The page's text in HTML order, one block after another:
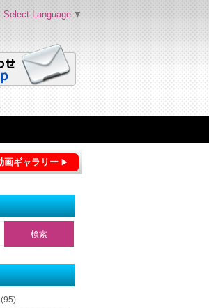
Select Language ▼
画ギャラリー